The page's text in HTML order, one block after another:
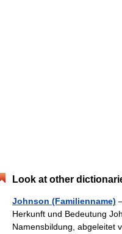
Look at other
Johnson (Familienname)
Herkunft und Bedeutung
Namensbildung, abgeleitet